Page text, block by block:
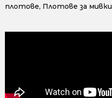
плотове, Плотове за мивки